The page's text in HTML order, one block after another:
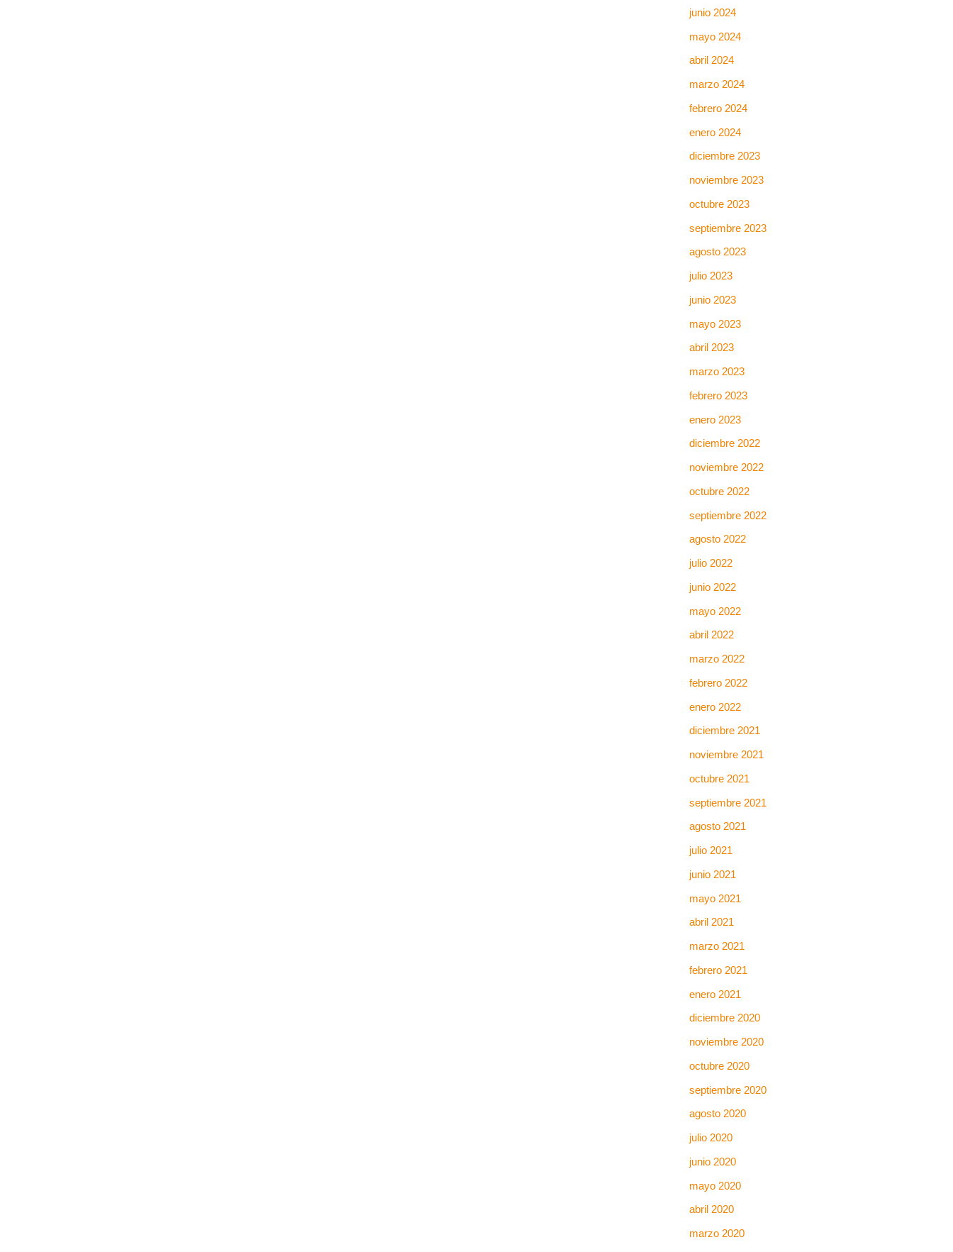
junio 2024
mayo 2024
abril 2024
marzo 2024
febrero 2024
enero 2024
diciembre 2023
noviembre 2023
octubre 2023
septiembre 2023
agosto 2023
julio 2023
junio 2023
mayo 2023
abril 2023
marzo 2023
febrero 2023
enero 2023
diciembre 2022
noviembre 2022
octubre 2022
septiembre 2022
agosto 2022
julio 2022
junio 2022
mayo 2022
abril 2022
marzo 2022
febrero 2022
enero 2022
diciembre 2021
noviembre 2021
octubre 2021
septiembre 2021
agosto 2021
julio 2021
junio 2021
mayo 2021
abril 2021
marzo 2021
febrero 2021
enero 2021
diciembre 2020
noviembre 2020
octubre 2020
septiembre 2020
agosto 2020
julio 2020
junio 2020
mayo 2020
abril 2020
marzo 2020